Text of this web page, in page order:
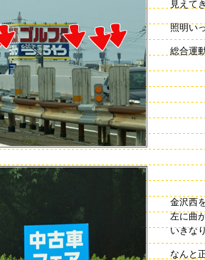
見えて
照明い
総合運
金沢西
左に曲
いきな
なんと